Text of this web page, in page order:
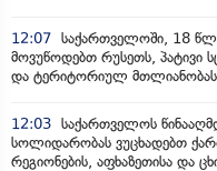
12:07 საქართველოში, 18
მოვუწოდებთ რუსეთს, პატივი
და ტერიტორიულ მთლიანობას
12:03 საქართველოს
სოლიდარობას ვუცხადებთ
რეგიონების, აფხაზეთისა და